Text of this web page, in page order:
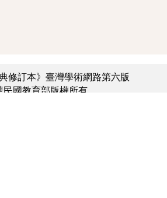
修訂本》臺灣學術網路第六版
民國教育部版權所有